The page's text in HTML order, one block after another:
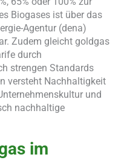
Biogases ist über das
Agentur (dena)
Zudem gleicht goldgas
durch
strengen Standards
versteht Nachhaltigkeit
und
nachhaltige
im